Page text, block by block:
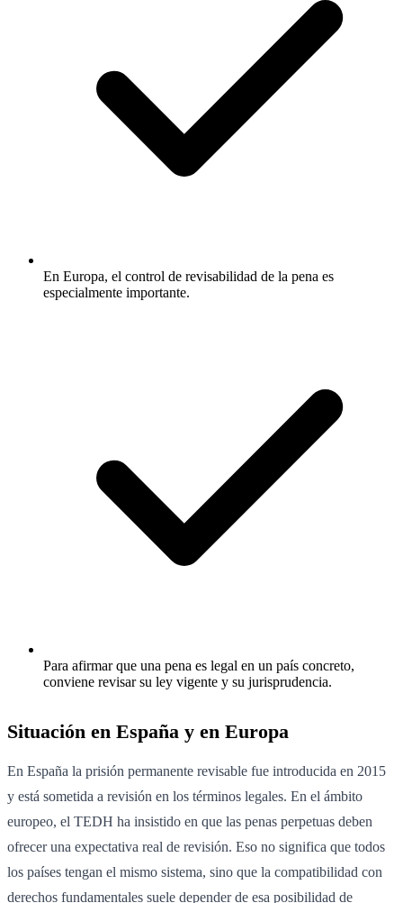
En Europa, el control de revisabilidad de la pena es
especialmente importante.
Para afirmar que una pena es legal en un país concreto,
conviene revisar su ley vigente y su jurisprudencia.
Situación en España y en Europa
En España la prisión permanente revisable fue introducida en 2015
y está sometida a revisión en los términos legales. En el ámbito
europeo, el TEDH ha insistido en que las penas perpetuas deben
ofrecer una expectativa real de revisión. Eso no significa que todos
los países tengan el mismo sistema, sino que la compatibilidad con
derechos fundamentales suele depender de esa posibilidad de